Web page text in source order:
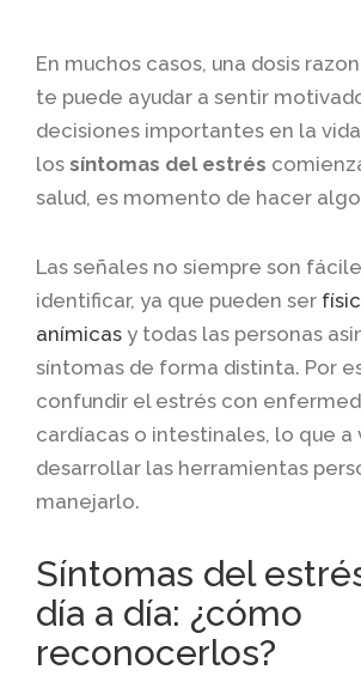
En muchos casos, una dosis
te puede ayudar a sentir
decisiones importantes en la
los síntomas del estrés
salud, es momento de hacer
Las señales no siempre son
identificar, ya que pueden ser
anímicas y todas las personas
síntomas de forma distinta. Por
confundir el estrés con
cardíacas o intestinales, lo que a
desarrollar las herramientas
manejarlo.
Síntomas del
día a día: ¿cómo
reconocerlos?